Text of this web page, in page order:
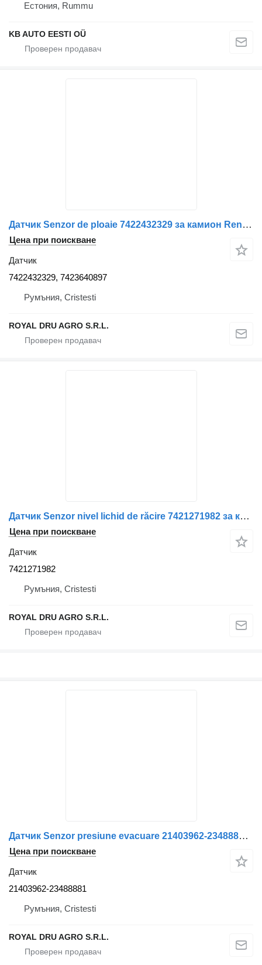
Естония, Rummu
KB AUTO EESTI OÜ
Датчик Senzor de ploaie 7422432329 за камион Renault
Цена при поискване
Датчик
7422432329, 7423640897
Румъния, Cristesti
ROYAL DRU AGRO S.R.L.
Датчик Senzor nivel lichid de răcire 7421271982 за камион Renault
Цена при поискване
Датчик
7421271982
Румъния, Cristesti
ROYAL DRU AGRO S.R.L.
Датчик Senzor presiune evacuare 21403962-23488881 за камион Renault –
Цена при поискване
Датчик
21403962-23488881
Румъния, Cristesti
ROYAL DRU AGRO S.R.L.